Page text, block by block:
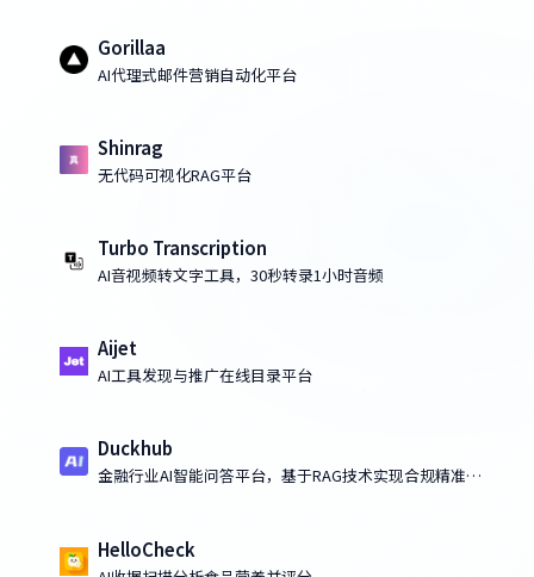
Gorillaa
AI代理式邮件营销自动化平台
Shinrag
无代码可视化RAG平台
Turbo Transcription
AI音视频转文字工具，30秒转录1小时音频
Aijet
AI工具发现与推广在线目录平台
Duckhub
金融行业AI智能问答平台，基于RAG技术实现合规精准问
HelloCheck